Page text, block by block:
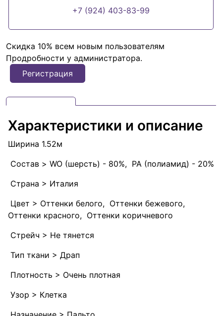
+7 (924) 403-83-99
Скидка 10% всем новым пользователям
Продробности у администратора.
Регистрация
Характеристики и описание
Ширина 1.52м
Состав > WO (шерсть) - 80%, PA (полиамид) - 20%
Страна > Италия
Цвет > Оттенки белого, Оттенки бежевого,
Оттенки красного, Оттенки коричневого
Стрейч > Не тянется
Тип ткани > Драп
Плотность > Очень плотная
Узор > Клетка